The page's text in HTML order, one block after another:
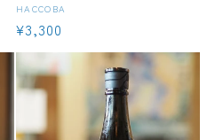
販
売
元:
HACCOBA
通
常
価
格
¥3,300